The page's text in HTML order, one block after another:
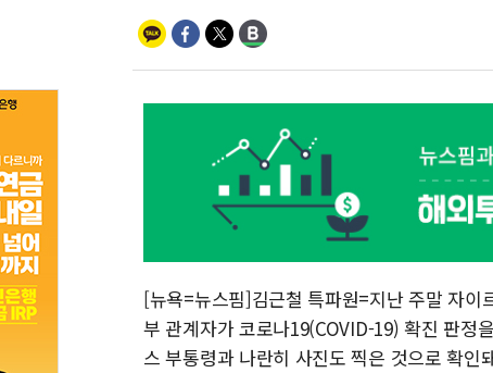
[뉴욕=뉴스핌]김근철 특파원=지난 주말 자
부 관계자가 코로나19(COVID-19) 확진 판정
스 부통령과 나란히 사진도 찍은 것으로 확인